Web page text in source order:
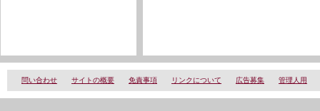
問い合わせ サイトの概要 免責事項 リンクについて 広告募集 管理人用